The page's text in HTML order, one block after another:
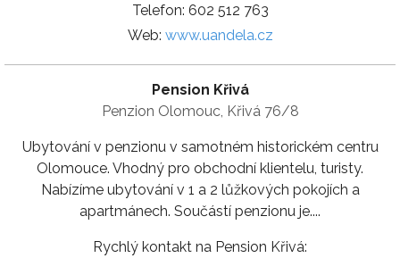
Telefon: 602 512 763
Web: www.uandela.cz
Pension Křivá
Penzion Olomouc, Křivá 76/8
Ubytování v penzionu v samotném historickém centru
Olomouce. Vhodný pro obchodní klientelu, turisty.
Nabízíme ubytování v 1 a 2 lůžkových pokojích a
apartmánech. Součástí penzionu je....
Rychlý kontakt na Pension Křivá: